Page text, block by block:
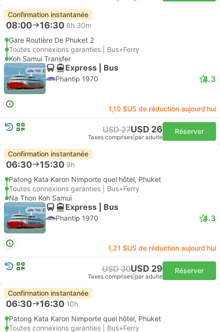
Confirmation instantanée
08:00 16:30 8h 30m
Gare Routière De Phuket 2
Toutes connexions garanties | Bus+Ferry
Koh Samui Transfer
Express | Bus
Phantip 1970 4.3
1,10 $US de réduction aujourd’hui
USD 27USD 26
Taxes comprises par adulte
Réserver
Confirmation instantanée
06:30 15:30 9h
Patong Kata Karon Nimporte quel hôtel, Phuket
Toutes connexions garanties | Bus+Ferry
Na Thon Koh Samui
Express | Bus
Phantip 1970 4.3
1,21 $US de réduction aujourd’hui
USD 30USD 29
Taxes comprises par adulte
Réserver
Confirmation instantanée
06:30 16:30 10h
Patong Kata Karon Nimporte quel hôtel, Phuket
Toutes connexions garanties | Bus+Ferry